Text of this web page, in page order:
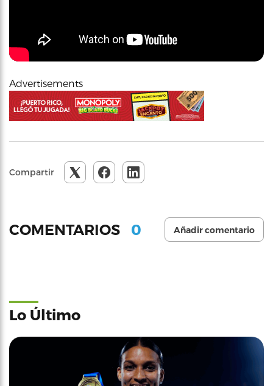
Advertisements
Compartir
COMENTARIOS 0 Añadir comentario
Lo Último